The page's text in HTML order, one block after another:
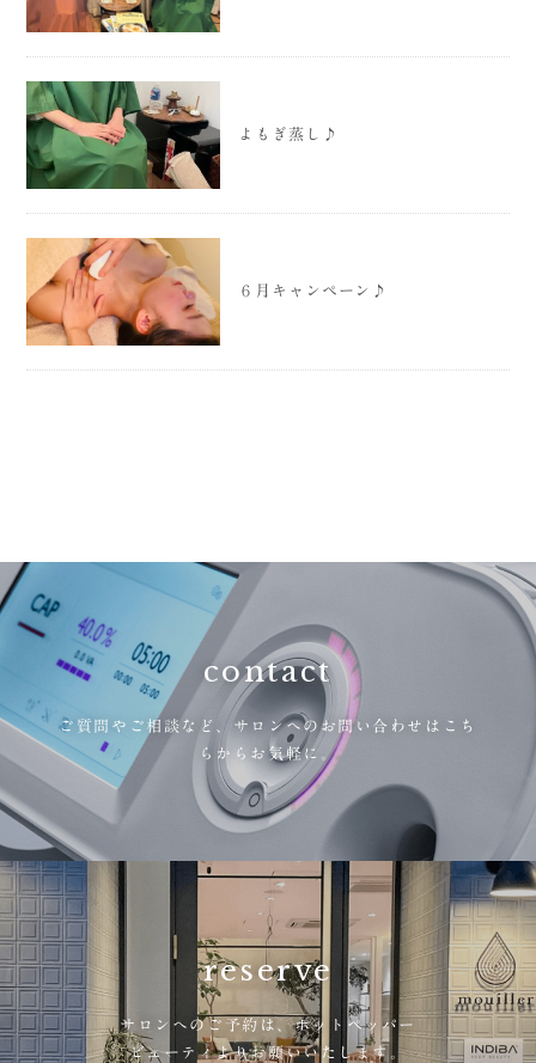
よもぎ蒸し♪
６月キャンペーン♪
contact
ご質問やご相談など、 サロンへのお問い合わせはこち
らからお気軽に。
reserve
サロンへのご予約は、ホットペッパー
ビューティよりお願いいたします。